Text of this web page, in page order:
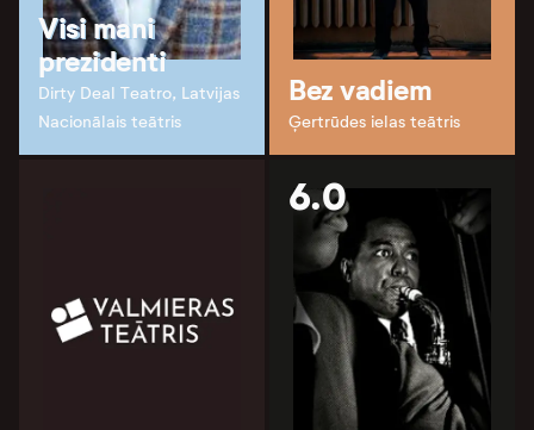
Visi mani
prezidenti
Dirty Deal Teatro, Latvijas
Nacionālais teātris
Bez vadiem
Ģertrūdes ielas teātris
6.0